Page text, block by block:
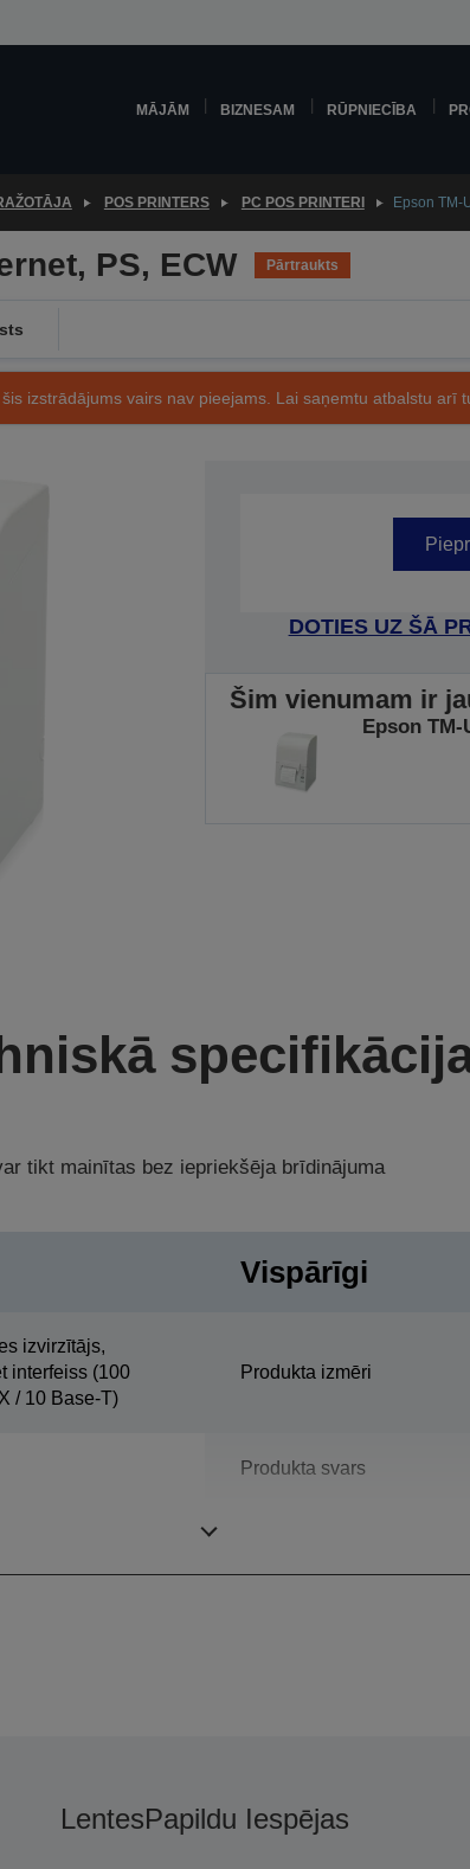
MĀJĀM BIZNESAM RŪPNIECĪBA
POS PRINTERS PC POS PRINTERI Epson TM-
PS, ECW Pārtraukts
izstrādājums vairs nav pieejams. Lai saņemtu atbalstu arī
DOTIES UZ ŠĀ
Šim vienumam ir
Epson TM-
tikt mainītas bez iepriekšēja brīdinājuma
izvirzītājs,
interfeiss (100
/ 10 Base-T)
Vispārīgi
Produkta izmēri
Produkta svars
LentesPapildu Iespējas